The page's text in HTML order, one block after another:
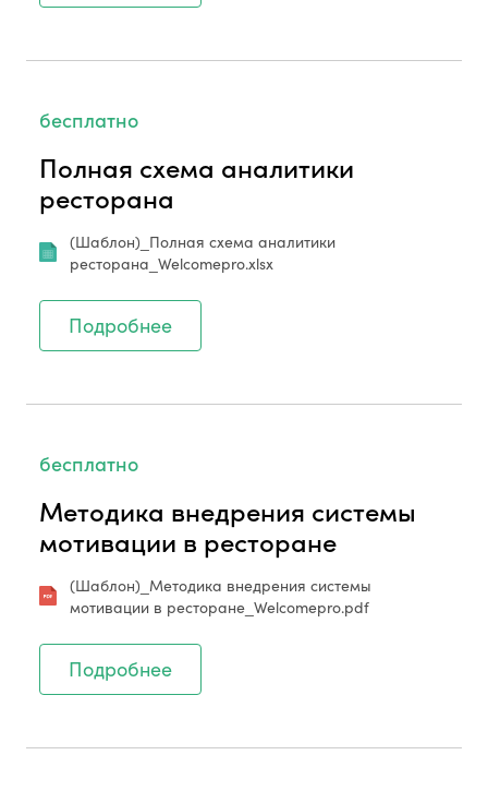
Полная схема аналитики
ресторана
(Шаблон)_Полная схема аналитики
ресторана_Welcomepro.xlsx
Подробнее
бесплатно
Методика внедрения системы
мотивации в ресторане
(Шаблон)_Методика внедрения системы
мотивации в ресторане_Welcomepro.pdf
Подробнее
бесплатно